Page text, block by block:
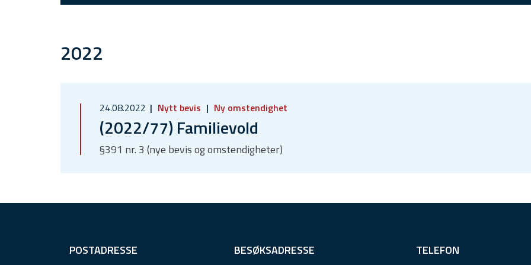
2022
24.08.2022 Nytt bevis Ny omstendighet
(2022/77) Familievold
§391 nr. 3 (nye bevis og omstendigheter)
POSTADRESSE BESØKSADRESSE TELEFON